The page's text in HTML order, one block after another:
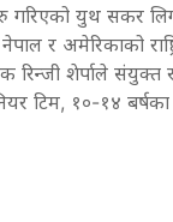
गरिएको युथ सकर
र अमेरिकाको
शेर्पाले संयुक्त
टिम, १०-१४